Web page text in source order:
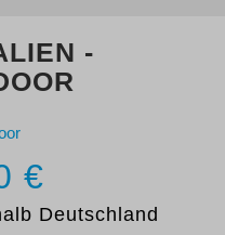
-
€
Deutschland